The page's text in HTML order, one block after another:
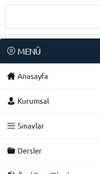
MENÜ
Anasayfa
Kurumsal
Sınavlar
Dersler